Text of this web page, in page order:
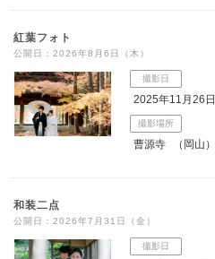
紅葉フォト
公開日：2026年8月6日（木）
撮影日
2025年11月26日
撮影場所
曹源寺 （岡山）
和装二点
公開日：2026年7月31日（金）
撮影日